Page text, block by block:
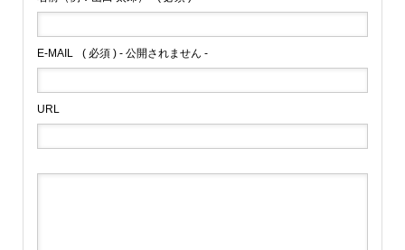
E-MAIL ( 必須 ) - 公開されません -
URL